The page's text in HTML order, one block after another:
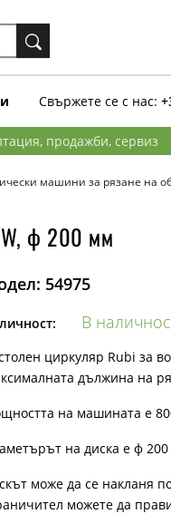
Свържете се с нас:
продажби, сервиз
машини за рязане на
ф 200 мм
54975
В
циркуляр Rubi за
дължина на
на машината е
на диска е ф 200
може да се накланя
можете да